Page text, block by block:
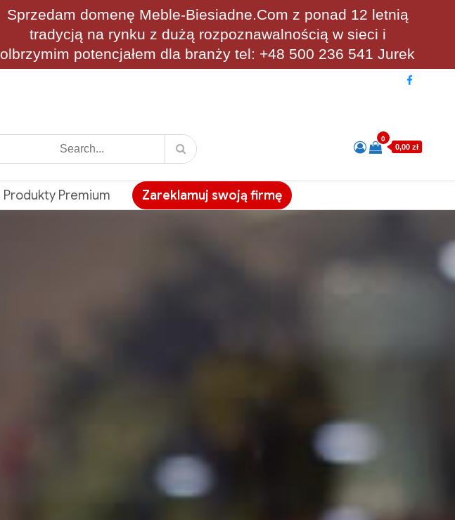
Sprzedam domenę Meble-Biesiadne.Com z ponad 12 letnią
tradycją na rynku z dużą rozpoznawalnością w sieci i
olbrzymim potencjałem dla branży tel: +48 500 236 541 Jurek
0
0,00 zł
Produkty Premium Zareklamuj swoją firmę